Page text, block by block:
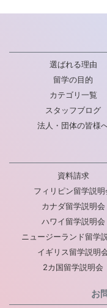
選ばれる理由
留学の目的
カテゴリ一覧
スタッフブログ
法人・団体の皆様
資料請求
フィリピン留学説明
カナダ留学説明会
ハワイ留学説明会
ニュージーランド留学
イギリス留学説明
2カ国留学説明会
お